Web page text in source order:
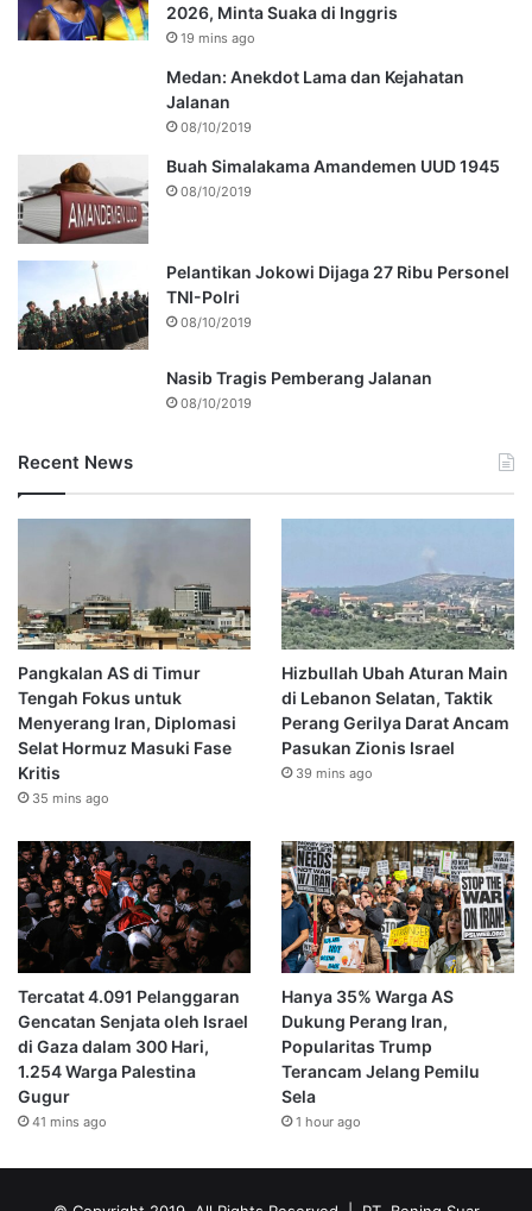
2026, Minta Suaka di Inggris
19 mins ago
Medan: Anekdot Lama dan Kejahatan
Jalanan
08/10/2019
Buah Simalakama Amandemen UUD 1945
08/10/2019
Pelantikan Jokowi Dijaga 27 Ribu Personel
TNI-Polri
08/10/2019
Nasib Tragis Pemberang Jalanan
08/10/2019
Recent News
Pangkalan AS di Timur
Tengah Fokus untuk
Menyerang Iran, Diplomasi
Selat Hormuz Masuki Fase
Kritis
35 mins ago
Hizbullah Ubah Aturan Main
di Lebanon Selatan, Taktik
Perang Gerilya Darat Ancam
Pasukan Zionis Israel
39 mins ago
Tercatat 4.091 Pelanggaran
Gencatan Senjata oleh Israel
di Gaza dalam 300 Hari,
1.254 Warga Palestina
Gugur
41 mins ago
Hanya 35% Warga AS
Dukung Perang Iran,
Popularitas Trump
Terancam Jelang Pemilu
Sela
1 hour ago